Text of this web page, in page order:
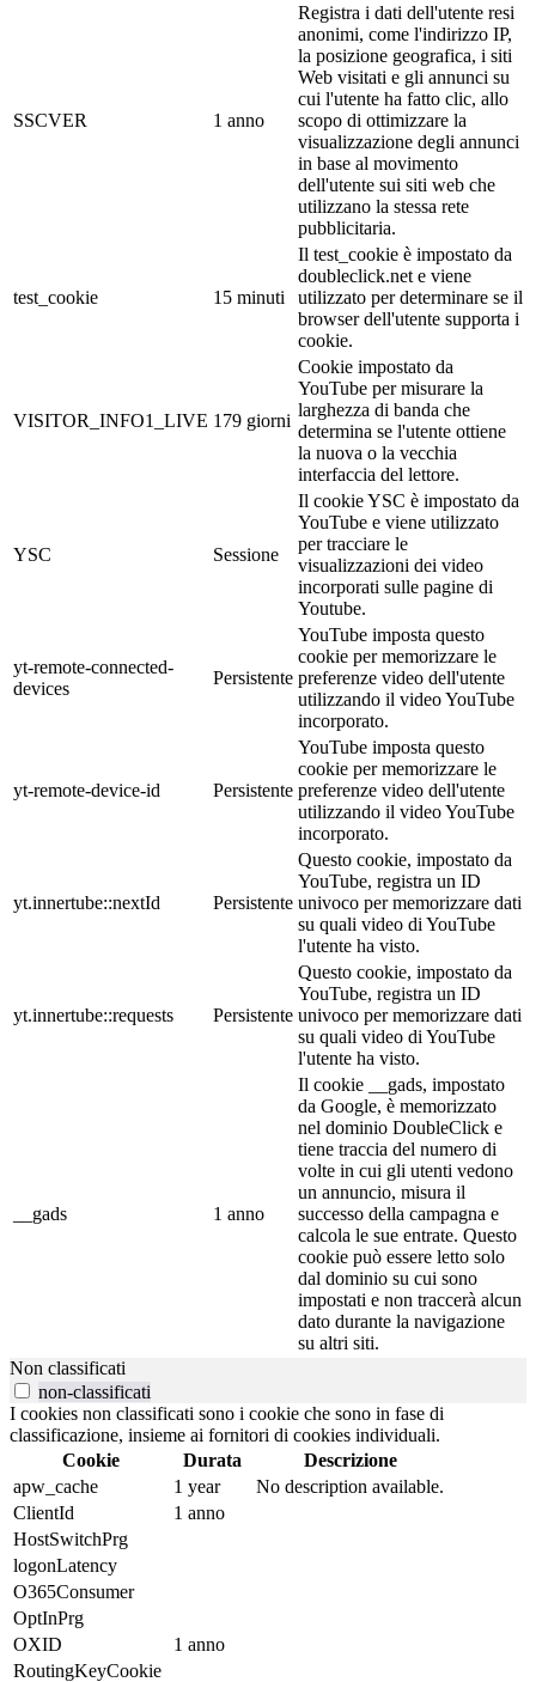
SSCVER 1 anno
Registra i dati dell'utente resi
anonimi, come l'indirizzo IP,
la posizione geografica, i siti
Web visitati e gli annunci su
cui l'utente ha fatto clic, allo
scopo di ottimizzare la
visualizzazione degli annunci
in base al movimento
dell'utente sui siti web che
utilizzano la stessa rete
pubblicitaria.
test_cookie 15 minuti
Il test_cookie è impostato da
doubleclick.net e viene
utilizzato per determinare se il
browser dell'utente supporta i
cookie.
VISITOR_INFO1_LIVE 179 giorni
Cookie impostato da
YouTube per misurare la
larghezza di banda che
determina se l'utente ottiene
la nuova o la vecchia
interfaccia del lettore.
YSC Sessione
Il cookie YSC è impostato da
YouTube e viene utilizzato
per tracciare le
visualizzazioni dei video
incorporati sulle pagine di
Youtube.
yt-remote-connected-
devices
Persistente
YouTube imposta questo
cookie per memorizzare le
preferenze video dell'utente
utilizzando il video YouTube
incorporato.
yt-remote-device-id Persistente
YouTube imposta questo
cookie per memorizzare le
preferenze video dell'utente
utilizzando il video YouTube
incorporato.
yt.innertube::nextId Persistente
Questo cookie, impostato da
YouTube, registra un ID
univoco per memorizzare dati
su quali video di YouTube
l'utente ha visto.
yt.innertube::requests Persistente
Questo cookie, impostato da
YouTube, registra un ID
univoco per memorizzare dati
su quali video di YouTube
l'utente ha visto.
__gads 1 anno
Il cookie __gads, impostato
da Google, è memorizzato
nel dominio DoubleClick e
tiene traccia del numero di
volte in cui gli utenti vedono
un annuncio, misura il
successo della campagna e
calcola le sue entrate. Questo
cookie può essere letto solo
dal dominio su cui sono
impostati e non traccerà alcun
dato durante la navigazione
su altri siti.
Non classificati
non-classificati
I cookies non classificati sono i cookie che sono in fase di
classificazione, insieme ai fornitori di cookies individuali.
Cookie
Durata
Descrizione
apw_cache
1 year
No description available.
ClientId
1 anno
HostSwitchPrg
logonLatency
O365Consumer
OptInPrg
OXID
1 anno
RoutingKeyCookie